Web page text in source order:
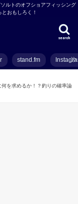
ルトのオフショアフィッシング
おもしろく！
search
stand.fm
を求めるか！？釣りの確率論